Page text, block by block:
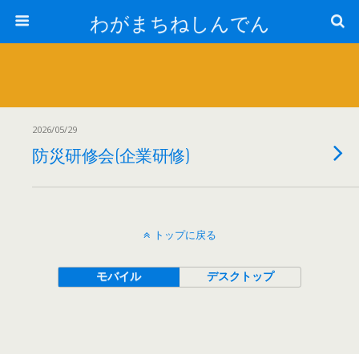
わがまちねしんでん
2026/05/29
防災研修会(企業研修)
トップに戻る
モバイル デスクトップ